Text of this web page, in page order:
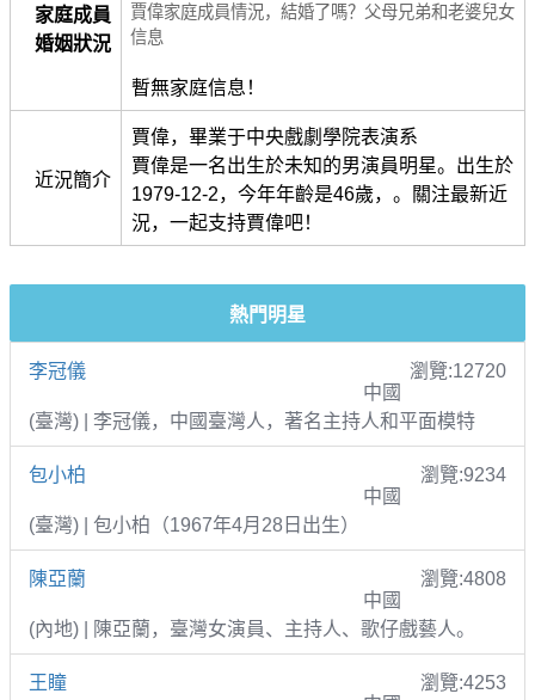
家庭成員
婚姻狀況
賈偉家庭成員情況，結婚了嗎？父母兄弟和老婆兒女
信息
暫無家庭信息！
近況簡介
賈偉，畢業于中央戲劇學院表演系
賈偉是一名出生於未知的男演員明星。出生於
1979-12-2，今年年齡是46歲，。關注最新近
況，一起支持賈偉吧！
熱門明星
李冠儀
瀏覽:12720
中國
(臺灣) | 李冠儀，中國臺灣人，著名主持人和平面模特
包小柏
瀏覽:9234
中國
(臺灣) | 包小柏（1967年4月28日出生）
陳亞蘭
瀏覽:4808
中國
(內地) | 陳亞蘭，臺灣女演員、主持人、歌仔戲藝人。
王瞳
瀏覽:4253